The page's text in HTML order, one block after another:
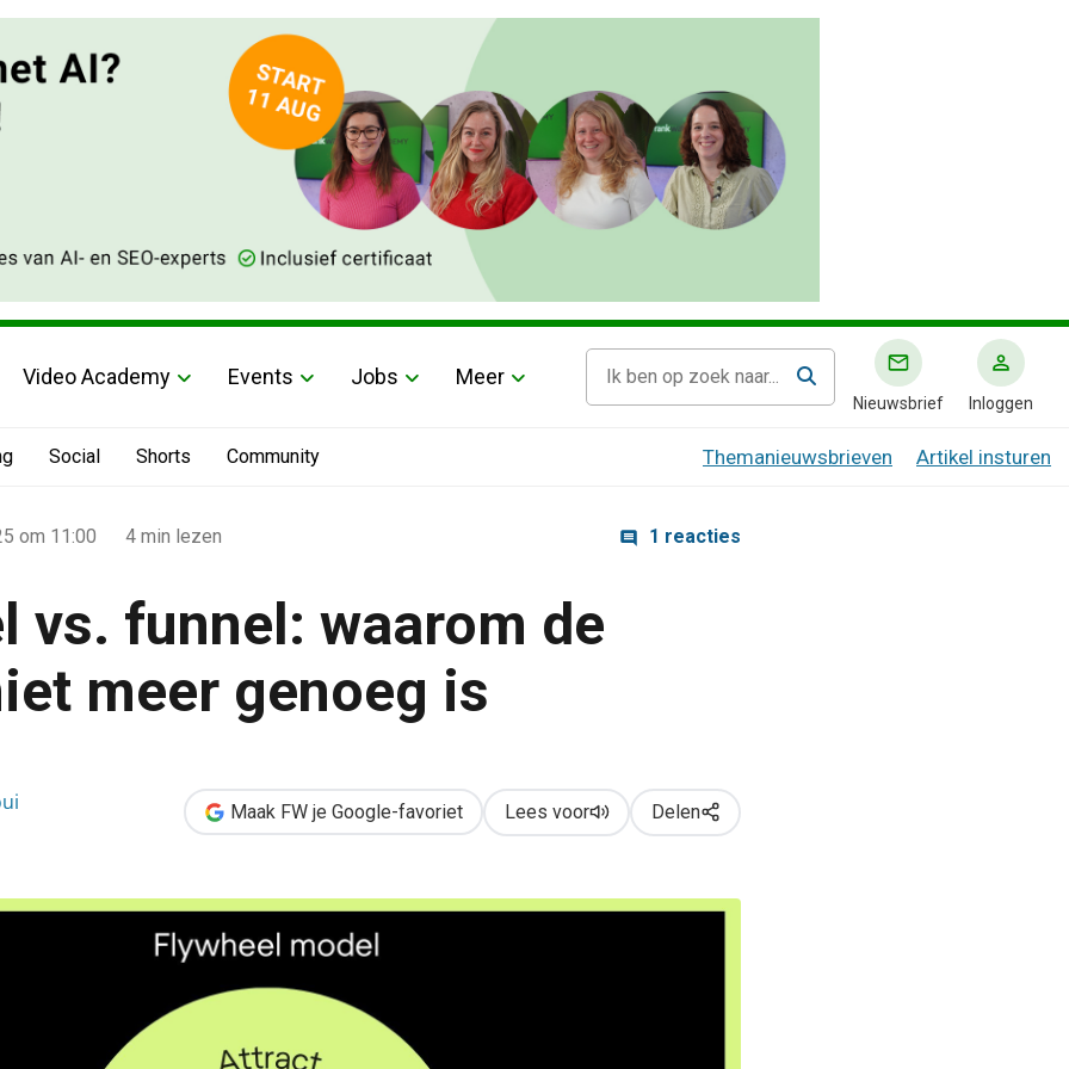
Video Academy Events Jobs Meer
Nieuwsbrief Inloggen
Social Shorts Community Themanieuwsbrieven Artikel insturen
om 11:00 4 min lezen 1 reacties
vs. funnel: waarom de
meer genoeg is
Maak FW je Google-favoriet Lees voor Delen